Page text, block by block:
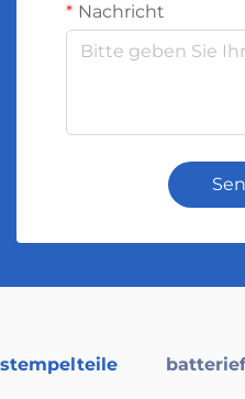
Nachricht
stempelteile